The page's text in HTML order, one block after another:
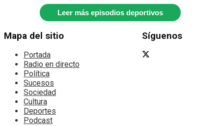
Leer más episodios deportivos
Mapa del sitio
Portada
Radio en directo
Política
Sucesos
Sociedad
Cultura
Deportes
Podcast
Síguenos